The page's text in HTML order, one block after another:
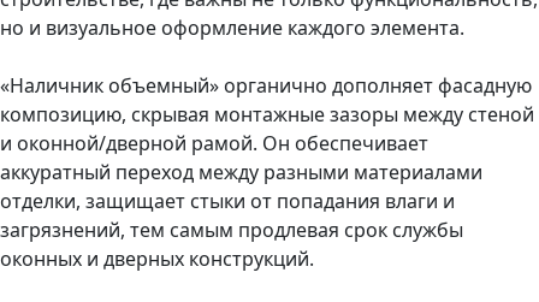
но и визуальное оформление каждого элемента.
«Наличник объемный» органично дополняет фасадную
композицию, скрывая монтажные зазоры между стеной
и оконной/дверной рамой. Он обеспечивает
аккуратный переход между разными материалами
отделки, защищает стыки от попадания влаги и
загрязнений, тем самым продлевая срок службы
оконных и дверных конструкций.